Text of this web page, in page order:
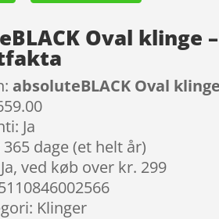
Oval klinge
absoluteBLACK Oval
Ja
dage (et helt år)
ved køb over kr. 299
Klinger